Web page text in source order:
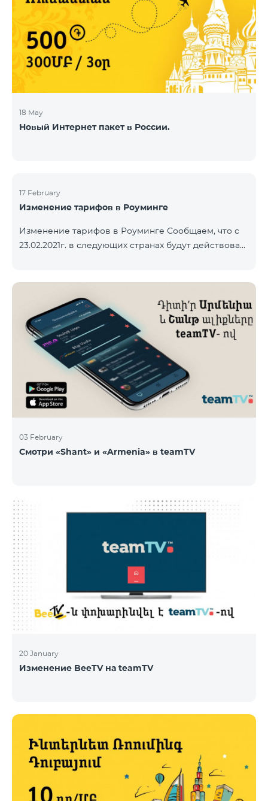
18 May
Новый Интернет пакет в России.
17 February
Изменение тарифов в Роуминге
Изменение тарифов в Роуминге Сообщаем, что с
23.02.2021г. в следующих странах будут действовать
2500 драм/минута Исходящие звонки локальные –
500 драм/минута SMS – 250 драм Интернет – 7000
драм/МБ Список стран: Бермудские острова,
Буркина-Фасо, Кабо-Верде, Куба, Эквоториальная
Гвинея, Эфиопия, Гамбия, Гвинея, Мадага
03 February
Смотри «Shant» и «Armenia» в teamTV
20 January
Изменение BeeTV на teamTV